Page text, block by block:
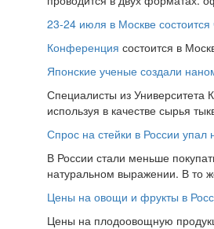
23-24 июля в Москве
Конференция состоится в
Японские ученые создали
Специалисты из Университета
используя в качестве сырья
Спрос на стейки в России упал
В России стали меньше
натуральном выражении. В то
Цены на овощи и фрукты в
Цены на плодоовощную